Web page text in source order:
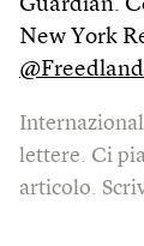
Guardian.
New York
@Freedland
lettere. Ci
articolo.